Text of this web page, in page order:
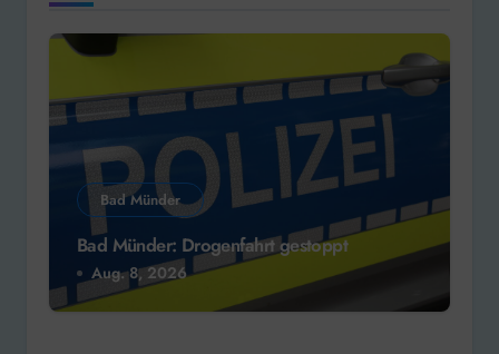
Bad Münder
Bad Münder: Drogenfahrt gestoppt
Aug. 8, 2026